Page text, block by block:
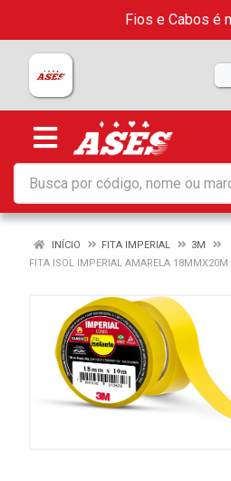
Fios e Cabos é
INÍCIO FITA IMPERIAL
3M
FITA ISOL IMPERIAL AMARELA 18MMX20M